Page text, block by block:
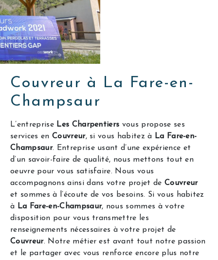
Couvreur à La Fare-en-
Champsaur
L’entreprise Les Charpentiers vous propose ses
services en Couvreur, si vous habitez à La Fare-en-
Champsaur. Entreprise usant d’une expérience et
d’un savoir-faire de qualité, nous mettons tout en
oeuvre pour vous satisfaire. Nous vous
accompagnons ainsi dans votre projet de Couvreur
et sommes à l’écoute de vos besoins. Si vous habitez
à La Fare-en-Champsaur, nous sommes à votre
disposition pour vous transmettre les
renseignements nécessaires à votre projet de
Couvreur. Notre métier est avant tout notre passion
et le partager avec vous renforce encore plus notre